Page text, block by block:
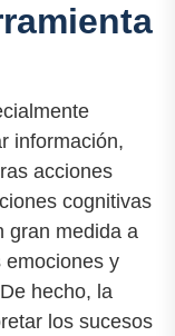
información,
acciones
cognitivas
gran medida a
emociones y
hecho, la
los sucesos